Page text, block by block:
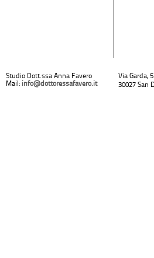
Studio Dott.ssa Anna Favero
Mail: info@dottoressafavero.it
Via Garda, 5
30027 San